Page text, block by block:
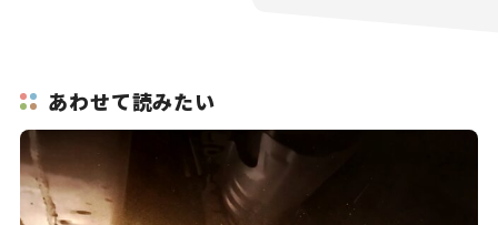
あわせて読みたい